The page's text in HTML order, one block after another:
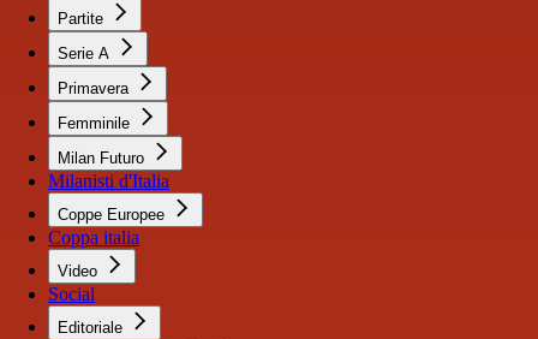
Partite
Serie A
Primavera
Femminile
Milan Futuro
Milanisti d'Italia
Coppe Europee
Coppa italia
Video
Social
Editoriale